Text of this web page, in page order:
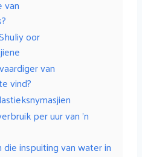
oor
van
vind?
per uur van 'n
inspuiting van water in